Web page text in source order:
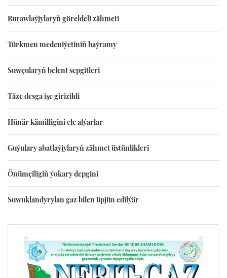
Burawlaýjylaryň göreldeli zähmeti
Türkmen medeniýetiniň baýramy
Suwçularyň belent sepgitleri
Täze desga işe girizildi
Hünär kämilligini ele alýarlar
Guýulary abatlaýjylaryň zähmet üstünlikleri
Önümçiligiň ýokary depgini
Suwuklandyrylan gaz bilen üpjün edilýär